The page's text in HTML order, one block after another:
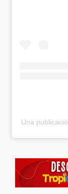
Una